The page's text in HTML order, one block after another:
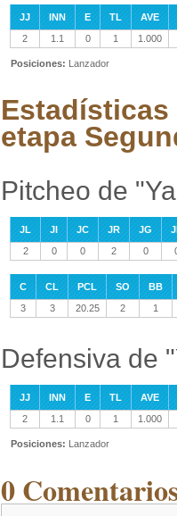
JJ INN E TL
AVE
2
1.1 0 1 1.000
Posiciones: Lanzador
etapa
Pitcheo de
JL JI JC JR JG
2
0 0 2 0
C CL PCL SO
BB
3
3 20.25 2 1
Defensiva de
JJ INN E TL
AVE
2
1.1 0 1 1.000
Posiciones: Lanzador
0